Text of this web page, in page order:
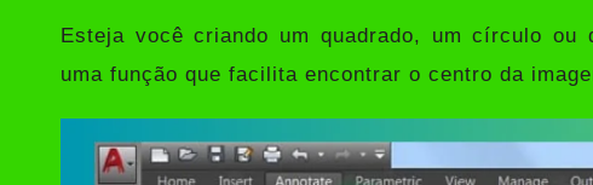
Esteja você criando um quadrado, um círculo
uma função que facilita encontrar o centro da